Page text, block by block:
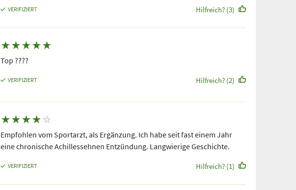
VERIFIZIERT Hilfreich? (3)
★★★★★
Top ????
VERIFIZIERT Hilfreich? (2)
★★★★ ☆
Empfohlen vom Sportarzt, als Ergänzung. Ich habe seit fast einem Jahr
eine chronische Achillessehnen Entzündung. Langwierige Geschichte.
VERIFIZIERT Hilfreich? (1)